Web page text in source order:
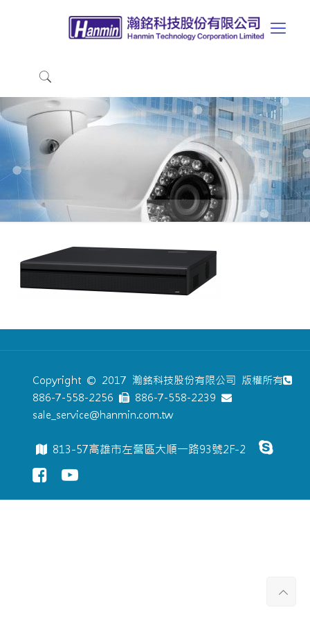
Copyright © 2017 瀚銘科技股份有限公司 版權所有
886-7-558-2256
886-7-558-2239
sale_service@hanmin.com.tw
813-57高雄市左營區大順一路93號2F-2